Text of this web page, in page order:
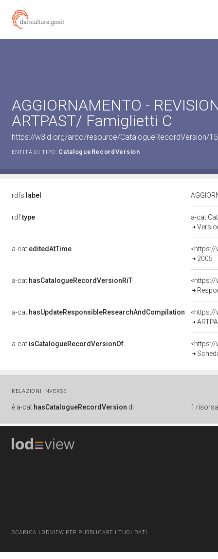
AGGIORNAMENTO -
ARTPAST/ Famiglietti C
https://w3id.org/arco/resource/CatalogueRecordVersion/
ENTITÀ DI TIPO: CatalogueRecordVersion
rdfs: label
rdf:type
a-
a-cat:editedAtTime
2005
a-cat:hasCatalogueRecordVersionRiT
a-cat:hasUpdateResponsibleResearchAndCompilation
a-cat:isCatalogueRecordVersionOf
RELAZIONI INVERSE
è a-cat:hasCatalogueRecordVersion di 1 risorsa
SCARICA LODVIEW PER PUBBLICARE I TUOI DATI